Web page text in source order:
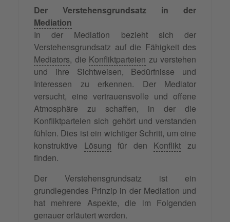
Der Verstehensgrundsatz in der
Mediation
In der Mediation bezieht sich der
Verstehensgrundsatz auf die Fähigkeit des
Mediators, die Konfliktparteien zu verstehen
und ihre Sichtweisen, Bedürfnisse und
Interessen zu erkennen. Der Mediator
versucht, eine vertrauensvolle und offene
Atmosphäre zu schaffen, in der die
Konfliktparteien sich gehört und verstanden
fühlen. Dies ist ein wichtiger Schritt, um eine
konstruktive Lösung für den Konflikt zu
finden.
Der Verstehensgrundsatz ist ein
grundlegendes Prinzip in der Mediation und
hat mehrere Aspekte, die im Folgenden
genauer erläutert werden.